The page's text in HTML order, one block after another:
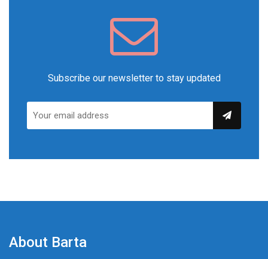
Subscribe our newsletter to stay updated
About Barta